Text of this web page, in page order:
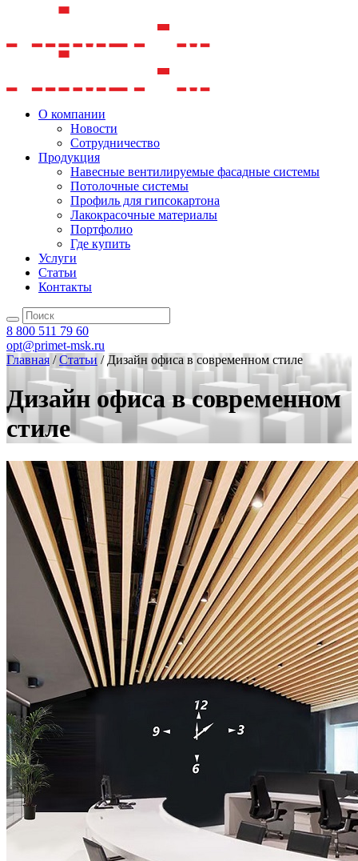
О компании
Новости
Сотрудничество
Продукция
Навесные вентилируемые фасадные системы
Потолочные системы
Профиль для гипсокартона
Лакокрасочные материалы
Портфолио
Где купить
Услуги
Статьи
Контакты
8 800 511 79 60
opt@primet-msk.ru
Главная /Статьи / Дизайн офиса в современном стиле
Дизайн офиса в современном
стиле